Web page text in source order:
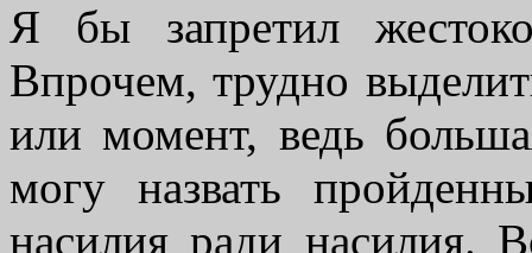
Я бы запретил
Впрочем, трудно
или момент, ведь
могу назвать
насилия ради насилия.